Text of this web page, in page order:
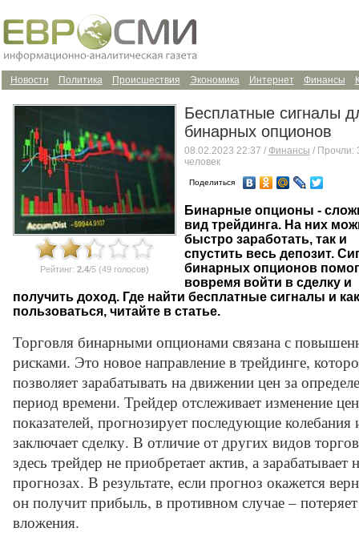
Финансы
Интернет
Экономика
Происшествия
Политика
Новости
Рейтинг: 2.4/5 (49 голосов)
Бесплатные сигналы
бинарных опционов
08.02.2023 22:37 / Финансы / Прочли:
человек
Поделиться
Бинарные опционы -
вид трейдинга. На них
быстро заработать, так и
спустить весь депозит.
бинарных опционов
вовремя войти в сделку и
получить доход. Где найти бесплатные сигналы и
пользоваться, читайте в статье.
Торговля бинарными опционами связана с
рисками. Это новое направление в трейдинге,
позволяет зарабатывать на движении цен за
период времени. Трейдер отслеживает изменение
показателей, прогнозирует последующие колебания
заключает сделку. В отличие от других видов
здесь трейдер не приобретает актив, а зарабатывает
прогнозах. В результате, если прогноз окажется
он получит прибыль, в противном случае – потеряет
вложения.